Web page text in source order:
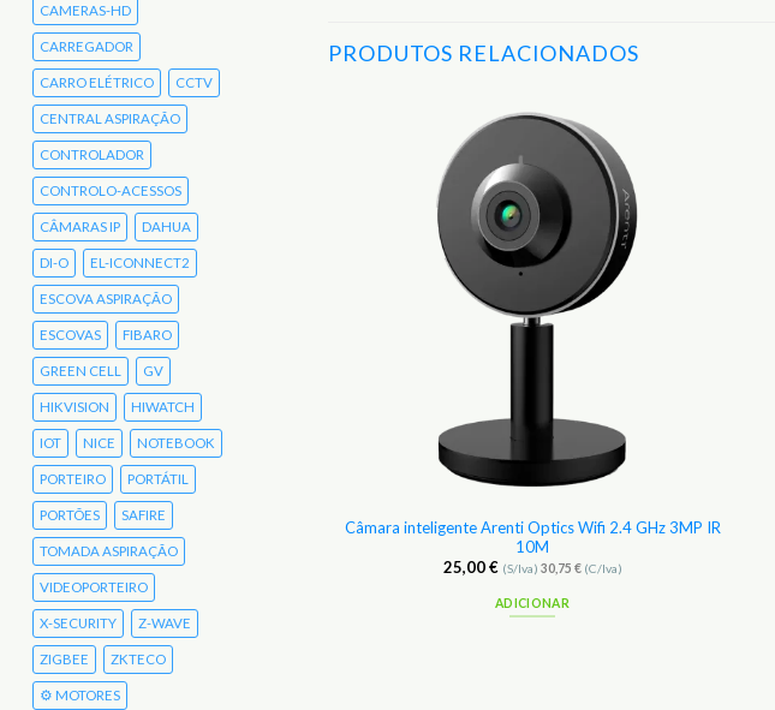
CAMERAS-HD
CARREGADOR
CARRO ELÉTRICO CCTV
CENTRAL ASPIRAÇÃO
CONTROLADOR
CONTROLO-ACESSOS
CÂMARAS IP DAHUA
DI-O EL-ICONNECT2
ESCOVA ASPIRAÇÃO
ESCOVAS FIBARO
GREEN CELL GV
HIKVISION HIWATCH
IOT NICE NOTEBOOK
PORTEIRO PORTÁTIL
PORTÕES SAFIRE
TOMADA ASPIRAÇÃO
VIDEOPORTEIRO
X-SECURITY Z-WAVE
ZIGBEE ZKTECO
⚙️ MOTORES
PRODUTOS RELACIONADOS
Câmara inteligente Arenti Optics Wifi 2.4 GHz 3MP IR
10M
25,00€ (S/Iva) 30,75 €(C/Iva)
ADICIONAR
Bullet Safire 4 Mp 1/3″ CMOS IP67
88,00€ (S/Iva)108,24€(C/Iva)
ADICIONAR